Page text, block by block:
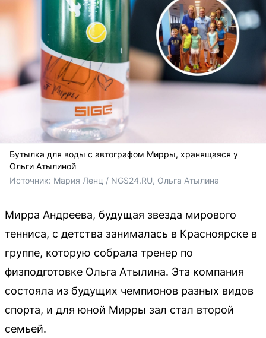
Бутылка для воды с автографом Мирры, хранящаяся у
Ольги Атылиной
Источник: Мария Ленц / NGS24.RU, Ольга Атылина
Мирра Андреева, будущая звезда мирового
тенниса, с детства занималась в Красноярске в
группе, которую собрала тренер по
физподготовке Ольга Атылина. Эта компания
состояла из будущих чемпионов разных видов
спорта, и для юной Мирры зал стал второй
семьей.